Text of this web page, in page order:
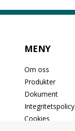
MENY
Om oss
Produkter
Dokument
Integritetspolicy
Cookies